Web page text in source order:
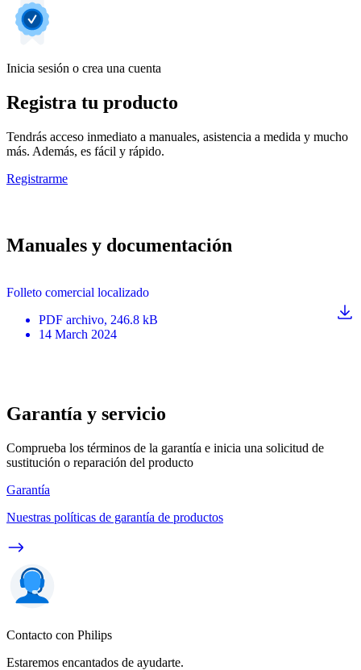
Inicia sesión o crea una cuenta
Registra tu producto
Tendrás acceso inmediato a manuales, asistencia a medida y mucho
más. Además, es fácil y rápido.
Registrarme
Manuales y documentación
Folleto comercial localizado
PDF archivo, 246.8 kB
14 March 2024
Garantía y servicio
Comprueba los términos de la garantía e inicia una solicitud de
sustitución o reparación del producto
Garantía
Nuestras políticas de garantía de productos
Contacto con Philips
Estaremos encantados de ayudarte.